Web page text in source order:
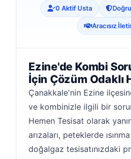
0 Aktif Usta
Aracısız
Ezine'de Kombi
İçin Çözüm Odaklı
Çanakkale'nin Ezine
ve kombinizle ilgili bir sorun
Hemen Tesisat olarak
arızaları, peteklerde
doğalgaz tesisatınızdaki